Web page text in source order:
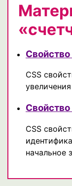
CSS
CSS
начальное